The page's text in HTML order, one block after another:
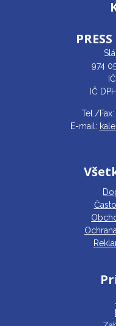
974
IČ
Tel./Fax:
E-mail: